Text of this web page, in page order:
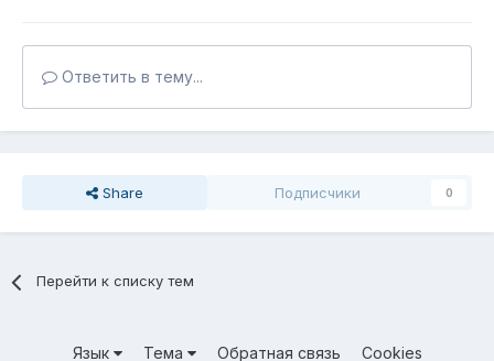
Ответить в тему...
Share Подписчики 0
Перейти к списку тем
Язык Тема Обратная связь Cookies